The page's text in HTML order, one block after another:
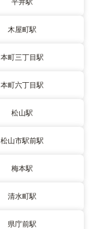
木屋町駅
本町三丁目駅
本町六丁目駅
松山駅
松山市駅前駅
梅本駅
清水町駅
県庁前駅